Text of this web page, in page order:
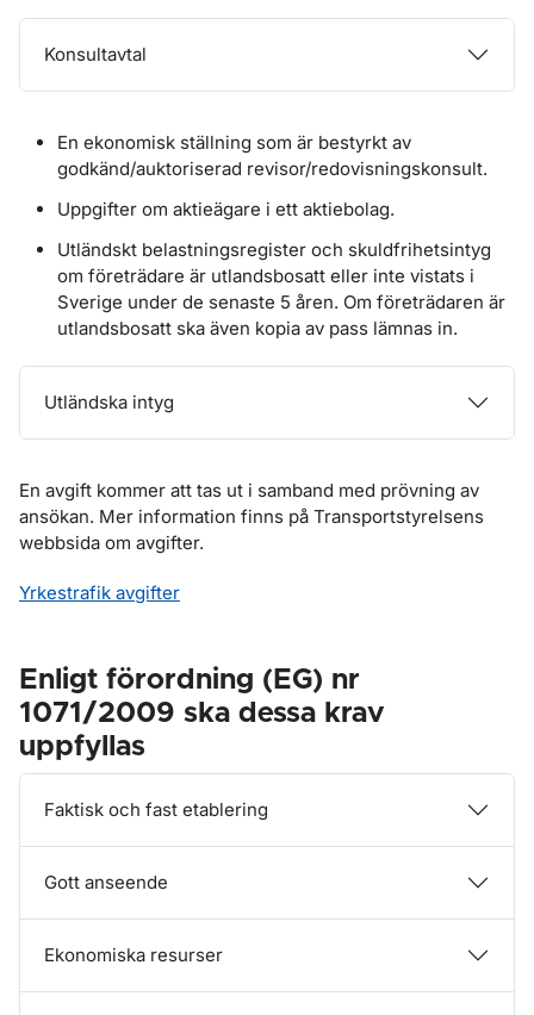
Konsultavtal
En ekonomisk ställning som är bestyrkt av
godkänd/auktoriserad revisor/redovisningskonsult.
Uppgifter om aktieägare i ett aktiebolag.
Utländskt belastningsregister och skuldfrihetsintyg
om företrädare är utlandsbosatt eller inte vistats i
Sverige under de senaste 5 åren. Om företrädaren är
utlandsbosatt ska även kopia av pass lämnas in.
Utländska intyg
En avgift kommer att tas ut i samband med prövning av
ansökan. Mer information finns på Transportstyrelsens
webbsida om avgifter.
Yrkestrafik avgifter
Enligt förordning (EG) nr
1071/2009 ska dessa krav
uppfyllas
Faktisk och fast etablering
Gott anseende
Ekonomiska resurser